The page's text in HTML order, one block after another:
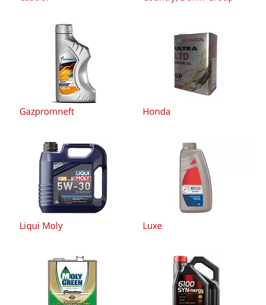
Gazpromneft Honda
Liqui Moly Luxe